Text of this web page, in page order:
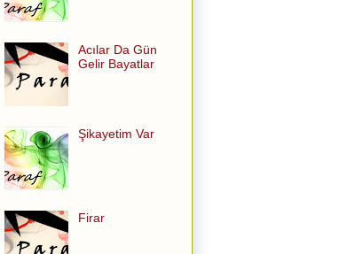
Acılar Da Gün
Gelir Bayatlar
Şikayetim Var
Firar